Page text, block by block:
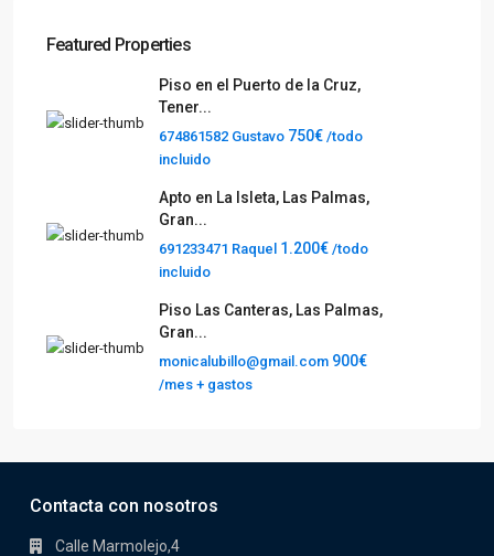
Featured Properties
Piso en el Puerto de la Cruz,
Tener...
674861582 Gustavo 750€ /todo
incluido
Apto en La Isleta, Las Palmas,
Gran...
691233471 Raquel 1.200€ /todo
incluido
Piso Las Canteras, Las Palmas,
Gran...
monicalubillo@gmail.com 900€
/mes + gastos
Contacta con nosotros
Calle Marmolejo,4